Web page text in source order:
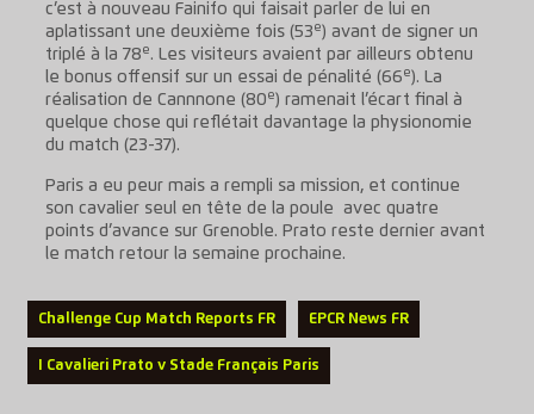
c’est à nouveau Fainifo qui faisait parler de lui en
aplatissant une deuxième fois (53e) avant de signer un
triplé à la 78e. Les visiteurs avaient par ailleurs obtenu
le bonus offensif sur un essai de pénalité (66e). La
réalisation de Cannnone (80e) ramenait l’écart final à
quelque chose qui reflétait davantage la physionomie
du match (23-37).
Paris a eu peur mais a rempli sa mission, et continue
son cavalier seul en tête de la poule avec quatre
points d’avance sur Grenoble. Prato reste dernier avant
le match retour la semaine prochaine.
Challenge Cup Match Reports FR EPCR News FR
I Cavalieri Prato v Stade Français Paris